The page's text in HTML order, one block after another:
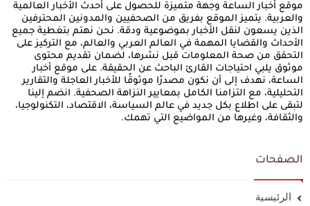
موقع أخبار الساعة وجهة متميزة للحصول على أحدث الأخبار العالمية
والعربية. يتميز الموقع بفريق من الصحفيين والمدونين المحترفين
الذين يسعون لنقل الأخبار بموضوعية ودقة. نحن نهتم بتغطية جميع
الأحداث والقضايا المهمة في العالم العربي والعالم، مع التركيز على
التحقق من صحة المعلومات قبل نشرها، لضمان تقديم محتوى
موثوق يلبي احتياجات القارئ الباحث عن الحقيقة. على موقع أخبار
الساعة، نهدف إلى أن نكون مصدرًا موثوقًا للأخبار العاجلة والتقارير
التحليلية، مع التزامنا الكامل بمعايير النزاهة الصحفية. انضم إلينا
لتبقى على اطلاع بكل جديد في عالم السياسة، الاقتصاد، التكنولوجيا،
والثقافة، وغيرها من المواضيع التي تهمك.
الصفحات
الرئيسية